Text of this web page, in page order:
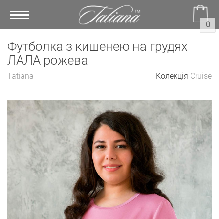
Toggle
0
Футболка з кишенею на грудях
ЛАЛА рожева
Tatiana Колекція Cruise